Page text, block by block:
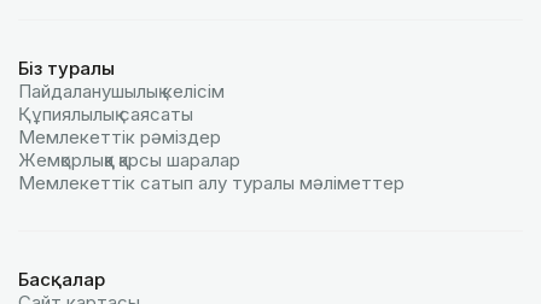
Біз туралы
Пайдаланушылық келiciм
Құпиялылық саясаты
Мемлекеттік рәміздер
Жемқорлыққа қарсы шаралар
Мемлекеттік сатып алу туралы мәлiметтер
Басқалар